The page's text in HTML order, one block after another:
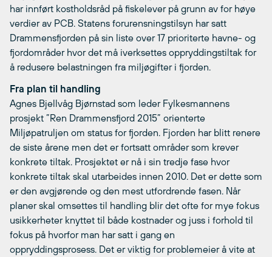
har innført kostholdsråd på fiskelever på grunn av for høye
verdier av PCB. Statens forurensningstilsyn har satt
Drammensfjorden på sin liste over 17 prioriterte havne- og
fjordområder hvor det må iverksettes oppryddingstiltak for
å redusere belastningen fra miljøgifter i fjorden.
Fra plan til handling
Agnes Bjellvåg Bjørnstad som leder Fylkesmannens
prosjekt ”Ren Drammensfjord 2015” orienterte
Miljøpatruljen om status for fjorden. Fjorden har blitt renere
de siste årene men det er fortsatt områder som krever
konkrete tiltak. Prosjektet er nå i sin tredje fase hvor
konkrete tiltak skal utarbeides innen 2010. Det er dette som
er den avgjørende og den mest utfordrende fasen. Når
planer skal omsettes til handling blir det ofte for mye fokus
usikkerheter knyttet til både kostnader og juss i forhold til
fokus på hvorfor man har satt i gang en
oppryddingsprosess. Det er viktig for problemeier å vite at